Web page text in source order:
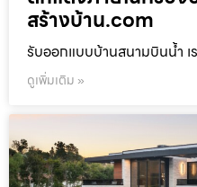
สร้างบ้าน.com
รับออกแบบบ้านสนามบินน้ำ เ
ดูเพิ่มเติม »